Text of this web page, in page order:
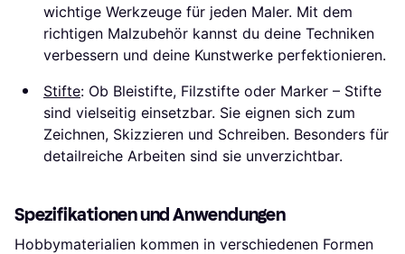
wichtige Werkzeuge für jeden Maler. Mit dem
richtigen Malzubehör kannst du deine Techniken
verbessern und deine Kunstwerke perfektionieren.
Stifte: Ob Bleistifte, Filzstifte oder Marker – Stifte
sind vielseitig einsetzbar. Sie eignen sich zum
Zeichnen, Skizzieren und Schreiben. Besonders für
detailreiche Arbeiten sind sie unverzichtbar.
Spezifikationen und Anwendungen
Hobbymaterialien kommen in verschiedenen Formen